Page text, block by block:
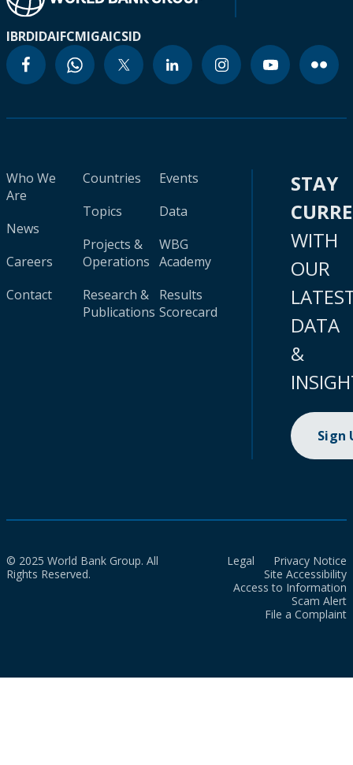
IBRDIDAIFCMIGAICSID
Who We
Are
News
Careers
Contact
Countries
Topics
Projects &
Operations
Research &
Publications
Events
Data
WBG
Academy
Results
Scorecard
STAY
WITH
OUR
DATA
&
Sign
© 2025 World Bank Group. All
Rights Reserved.
Legal
Privacy Notice
Site Accessibility
Access to Information
Scam Alert
File a Complaint